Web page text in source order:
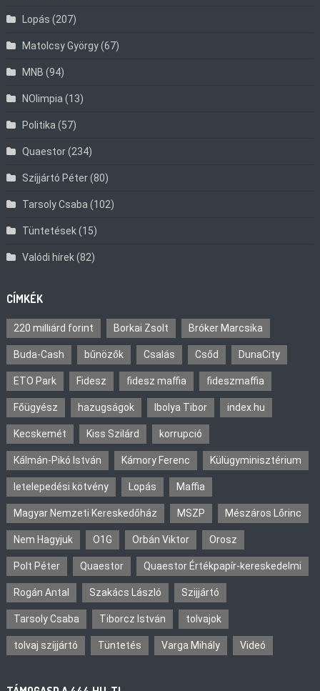
Lopás (207)
Matolcsy György(67)
MNB (94)
NOlimpia (13)
Politika (57)
Quaestor(234)
Szíjjártó Péter(80)
Tarsoly Csaba (102)
Tüntetések(15)
Valódi hírek(82)
CÍMKÉK
220 milliárd forint Borkai Zsolt Bróker Marcsika
Buda-Cash bűnözők Csalás Csőd DunaCity
ETO Park Fidesz fidesz maffia fideszmaffia
Főügyész hazugságok Ibolya Tibor index.hu
Kecskemét Kiss Szilárd korrupció
Kálmán-Pikó István Kámory Ferenc Külügyminisztérium
letelepedési kötvény Lopás Maffia
Magyar Nemzeti Kereskedőház MSZP Mészáros Lőrinc
Nem Hagyjuk O1G Orbán Viktor Orosz
Polt Péter Quaestor Quaestor Értékpapír-kereskedelmi
Rogán Antal Szakács László Szijjártó
Tarsoly Csaba Tiborcz István tolvajok
tolvaj szíjjártó Tüntetés Varga Mihály Videó